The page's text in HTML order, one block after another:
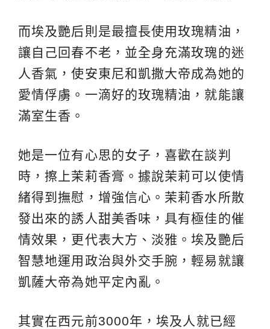
而埃及艷后則是最擅長使用玫瑰精油，
讓自己回春不老，並全身充滿玫瑰的迷
人香氣，使安東尼和凱撒大帝成為她的
愛情俘虜。一滴好的玫瑰精油，就能讓
滿室生香。
她是一位有心思的女子，喜歡在談判
時，擦上茉莉香膏。據說茉莉可以使情
緒得到撫慰，增強信心。茉莉香水所散
發出來的誘人甜美香味，具有極佳的催
情效果，更代表大方、淡雅。埃及艷后
智慧地運用政治與外交手腕，輕易就讓
凱薩大帝為她平定內亂。
其實在西元前3000年，埃及人就已經